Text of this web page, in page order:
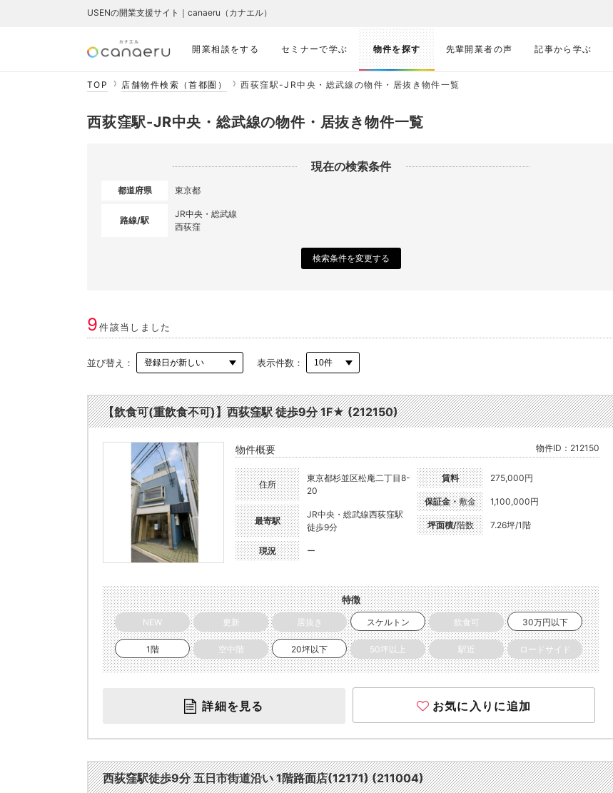
開業相談をする セミナーで学ぶ 物件を探す 先輩開業者の声 記事から学ぶ
USENの開業支援サイト｜canaeru（カナエル）
TOP 店舗物件検索（首都圏） 西荻窪駅-JR中央・総武線の物件・居抜き物件一覧
西荻窪駅-JR中央・総武線の物件・居抜き物件一覧
現在の検索条件
都道府県 東京都
路線/駅
JR中央・総武線
西荻窪
検索条件を変更する
9件該当しました
並び替え： 表示件数：
【飲食可(重飲食不可)】西荻窪駅 徒歩9分 1F★ (212150)
物件概要 物件ID：212150
住所
東京都杉並区松庵二丁目8-
20
最寄駅
JR中央・総武線西荻窪駅
徒歩9分
現況 ー
賃料 275,000円
保証金・敷金 1,100,000円
坪面積/階数 7.26坪/1階
特徴
NEW 更新 居抜き スケルトン 飲食可 30万円以下
1階 空中階 20坪以下 50坪以上 駅近 ロードサイド
詳細を見る お気に入りに追加
西荻窪駅徒歩9分 五日市街道沿い 1階路面店(12171) (211004)